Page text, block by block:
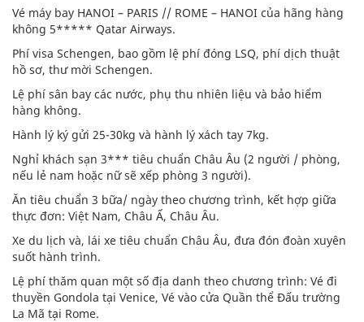
Vé máy bay HANOI – PARIS // ROME – HANOI của hãng hàng
không 5***** Qatar Airways.
Phí visa Schengen, bao gồm lệ phí đóng LSQ, phí dịch thuật
hồ sơ, thư mời Schengen.
Lệ phí sân bay các nước, phụ thu nhiên liệu và bảo hiểm
hàng không.
Hành lý ký gửi 25-30kg và hành lý xách tay 7kg.
Nghỉ khách sạn 3*** tiêu chuẩn Châu Âu (2 người / phòng,
nếu lẻ nam hoặc nữ sẽ xếp phòng 3 người).
Ăn tiêu chuẩn 3 bữa/ ngày theo chương trình, kết hợp giữa
thực đơn: Việt Nam, Châu Ấ, Châu Âu.
Xe du lịch và, lái xe tiêu chuẩn Châu Âu, đưa đón đoàn xuyên
suốt hành trình.
Lệ phí thăm quan một số địa danh theo chương trình: Vé đi
thuyền Gondola tại Venice, Vé vào cửa Quần thể Đấu trường
La Mã tại Rome.